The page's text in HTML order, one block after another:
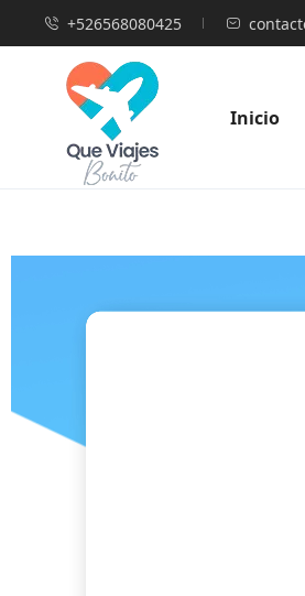
+526568080425
Inicio